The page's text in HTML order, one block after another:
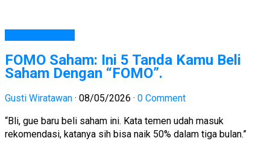
FOMO Saham: Ini 5 Tanda Kamu Beli
Saham Dengan “FOMO”.
Gusti Wiratawan · 08/05/2026 · 0 Comment
“Bli, gue baru beli saham ini. Kata temen udah masuk
rekomendasi, katanya sih bisa naik 50% dalam tiga bulan.”